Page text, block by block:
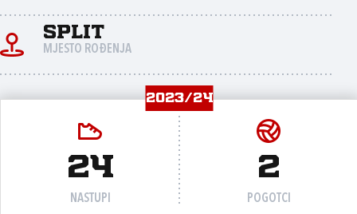
Split
MJESTO ROĐENJA
2023/24
24
NASTUPI
2
POGOTCI